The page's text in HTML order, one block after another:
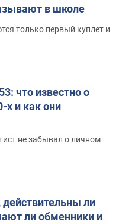
в школе
только первый куплет и
что известно о
х и как они
не забывал о личном
действительны ли
ли обменники и